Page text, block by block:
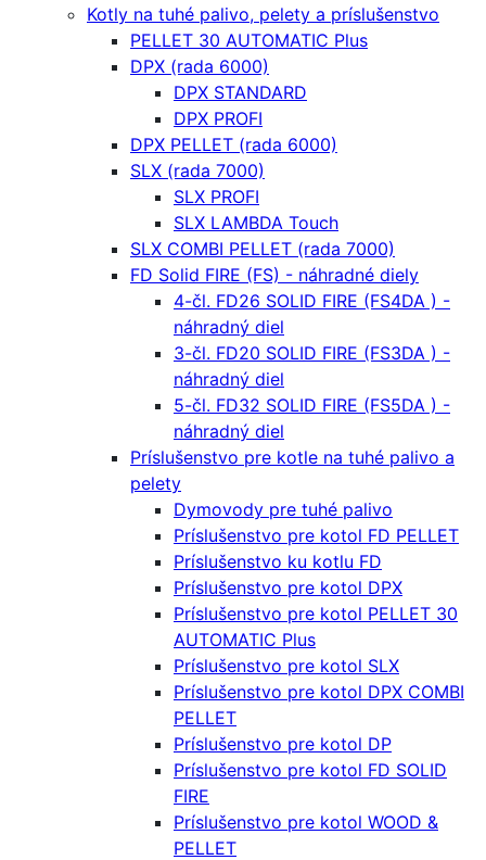
Kotly na tuhé palivo, pelety a príslušenstvo
PELLET 30 AUTOMATIC Plus
DPX (rada 6000)
DPX STANDARD
DPX PROFI
DPX PELLET (rada 6000)
SLX (rada 7000)
SLX PROFI
SLX LAMBDA Touch
SLX COMBI PELLET (rada 7000)
FD Solid FIRE (FS) - náhradné diely
4-čl. FD26 SOLID FIRE (FS4DA ) -
náhradný diel
3-čl. FD20 SOLID FIRE (FS3DA ) -
náhradný diel
5-čl. FD32 SOLID FIRE (FS5DA ) -
náhradný diel
Príslušenstvo pre kotle na tuhé palivo a
pelety
Dymovody pre tuhé palivo
Príslušenstvo pre kotol FD PELLET
Príslušenstvo ku kotlu FD
Príslušenstvo pre kotol DPX
Príslušenstvo pre kotol PELLET 30
AUTOMATIC Plus
Príslušenstvo pre kotol SLX
Príslušenstvo pre kotol DPX COMBI
PELLET
Príslušenstvo pre kotol DP
Príslušenstvo pre kotol FD SOLID
FIRE
Príslušenstvo pre kotol WOOD &
PELLET